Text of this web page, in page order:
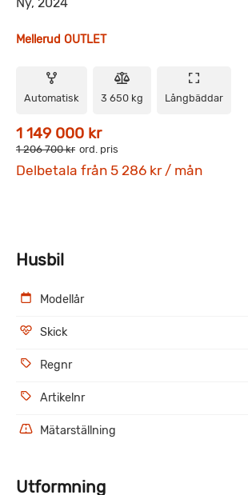
Mellerud OUTLET
Automatisk 3 650 kg Långbäddar
1 149 000 kr
1 206 700 kr ord. pris
Delbetala från 5 286 kr / mån
Husbil
Modellår
Skick
Regnr
Artikelnr
Mätarställning
Utformning